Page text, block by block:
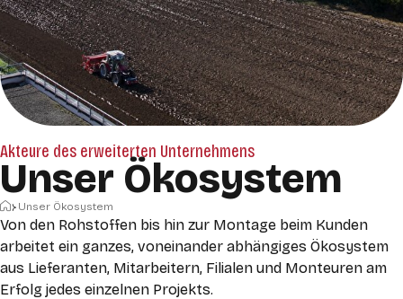
Akteure des erweiterten Unternehmens
Unser Ökosystem
Startseite
Unser Ökosystem
Von den Rohstoffen bis hin zur Montage beim Kunden
arbeitet ein ganzes, voneinander abhängiges Ökosystem
aus Lieferanten, Mitarbeitern, Filialen und Monteuren am
Erfolg jedes einzelnen Projekts.